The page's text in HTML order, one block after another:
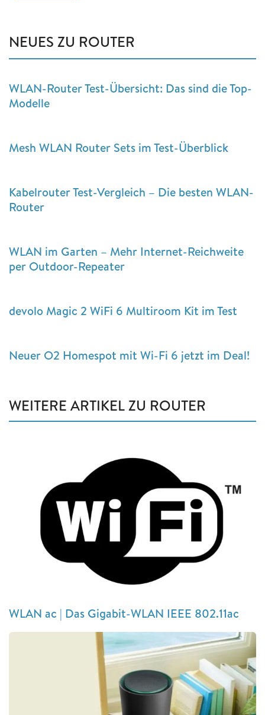
NEUES ZU ROUTER
WLAN-Router Test-Übersicht: Das sind die Top-
Modelle
Mesh WLAN Router Sets im Test-Überblick
Kabelrouter Test-Vergleich – Die besten WLAN-
Router
WLAN im Garten – Mehr Internet-Reichweite
per Outdoor-Repeater
devolo Magic 2 WiFi 6 Multiroom Kit im Test
Neuer O2 Homespot mit Wi-Fi 6 jetzt im Deal!
WEITERE ARTIKEL ZU ROUTER
WLAN ac | Das Gigabit-WLAN IEEE 802.11ac